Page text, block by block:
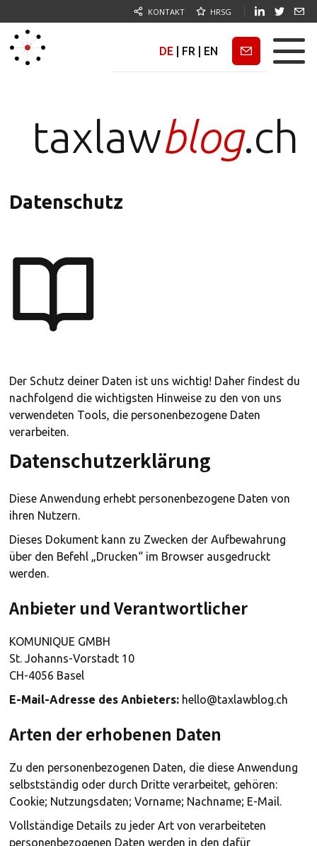
KONTAKT HRSG
DE FR EN Newsletter
taxlawblog.ch
Datenschutz
Der Schutz deiner Daten ist uns wichtig! Daher findest du
nachfolgend die wichtigsten Hinweise zu den von uns
verwendeten Tools, die personenbezogene Daten
verarbeiten.
Datenschutzerklärung
Diese Anwendung erhebt personenbezogene Daten von
ihren Nutzern.
Dieses Dokument kann zu Zwecken der Aufbewahrung
über den Befehl „Drucken“ im Browser ausgedruckt
werden.
Anbieter und Verantwortlicher
KOMUNIQUE GMBH
St. Johanns-Vorstadt 10
CH-4056 Basel
E-Mail-Adresse des Anbieters:hello@taxlawblog.ch
Arten der erhobenen Daten
Zu den personenbezogenen Daten, die diese Anwendung
selbstständig oder durch Dritte verarbeitet, gehören:
Cookie; Nutzungsdaten; Vorname; Nachname; E-Mail.
Vollständige Details zu jeder Art von verarbeiteten
personenbezogenen Daten werden in den dafür